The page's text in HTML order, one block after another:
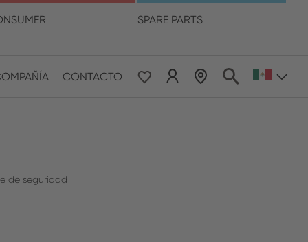
SPARE PARTS
CONTACTO
& Pacific
de seguridad